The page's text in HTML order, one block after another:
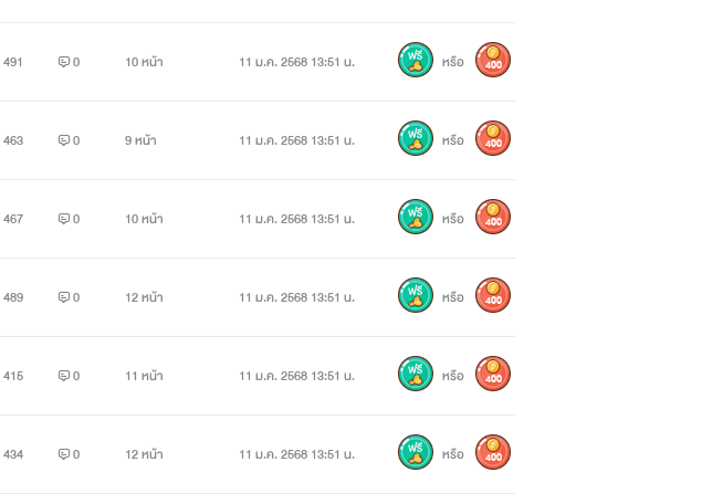
491 0 10 หน้า 11 ม.ค. 2568 13:51 น. หรือ 400
463 0 9 หน้า 11 ม.ค. 2568 13:51 น. หรือ 400
467 0 10 หน้า 11 ม.ค. 2568 13:51 น. หรือ 400
489 0 12 หน้า 11 ม.ค. 2568 13:51 น. หรือ 400
415 0 11 หน้า 11 ม.ค. 2568 13:51 น. หรือ 400
434 0 12 หน้า 11 ม.ค. 2568 13:51 น. หรือ 400